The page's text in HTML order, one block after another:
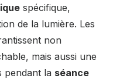
spécifique,
de la lumière. Les
non
mais aussi une
pendant la séance